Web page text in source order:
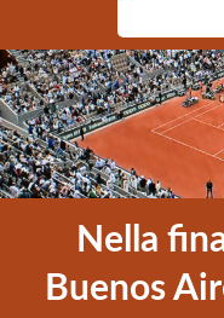
per:
Nella
Buenos